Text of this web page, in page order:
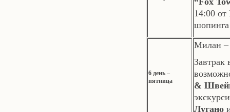
14:00
6 день –
пятница
Милан –
Завтрак
&
Лугано